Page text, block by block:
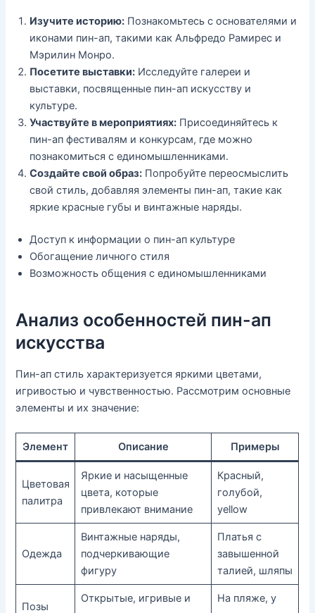
Изучите историю: Познакомьтесь с основателями и
иконами пин-ап, такими как Альфредо Рамирес и
Мэрилин Монро.
Посетите выставки: Исследуйте галереи и
выставки, посвященные пин-ап искусству и
культуре.
Участвуйте в мероприятиях: Присоединяйтесь к
пин-ап фестивалям и конкурсам, где можно
познакомиться с единомышленниками.
Создайте свой образ: Попробуйте переосмыслить
свой стиль, добавляя элементы пин-ап, такие как
яркие красные губы и винтажные наряды.
Доступ к информации о пин-ап культуре
Обогащение личного стиля
Возможность общения с единомышленниками
Анализ особенностей пин-ап
искусства
Пин-ап стиль характеризуется яркими цветами,
игривостью и чувственностью. Рассмотрим основные
элементы и их значение:
Элемент Описание Примеры
Цветовая
палитра
Яркие и насыщенные
цвета, которые
привлекают внимание
Красный,
голубой,
yellow
Одежда
Винтажные наряды,
подчеркивающие
фигуру
Платья с
завышенной
талией, шляпы
Позы
Открытые, игривые и
На пляже, у